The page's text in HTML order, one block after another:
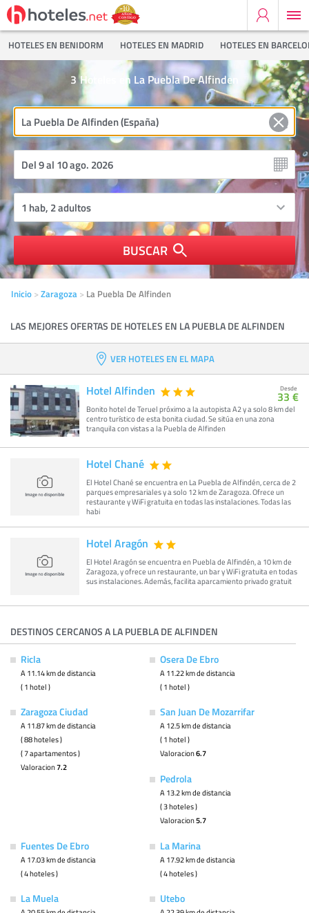
HOTELES EN BENIDORM HOTELES EN MADRID HOTELES EN
Hoteles en La Puebla De Alfinden
3
BUSCAR
Inicio Zaragoza La Puebla De Alfinden
LAS MEJORES OFERTAS DE HOTELES EN LA PUEBLA DE ALFINDEN
VER HOTELES EN EL MAPA
Hotel Alfinden
Bonito hotel de Teruel próximo a la autopista A2 y a solo 8 km del
centro turístico de esta bonita ciudad. Se sitúa en una zona
tranquila con vistas a la Puebla de Alfinden
Desde
33 €
Hotel Chané
El Hotel Chané se encuentra en La Puebla de Alfindén, cerca de 2
parques empresariales y a solo 12 km de Zaragoza. Ofrece un
restaurante y WiFi gratuita en todas las instalaciones. Todas las
habi
Hotel Aragón
El Hotel Aragón se encuentra en Puebla de Alfindén, a 10 km de
Zaragoza, y ofrece un restaurante, un bar y WiFi gratuita en todas
sus instalaciones. Además, facilita aparcamiento privado gratuit
DESTINOS CERCANOS A LA PUEBLA DE ALFINDEN
Ricla
A 11.14 km de distancia
( 1 hotel )
Osera De Ebro
A 11.22 km de distancia
( 1 hotel )
Zaragoza Ciudad
A 11.87 km de distancia
( 88 hoteles )
( 7 apartamentos )
Valoracion7.2
San Juan De Mozarrifar
A 12.5 km de distancia
( 1 hotel )
Valoracion6.7
Pedrola
A 13.2 km de distancia
( 3 hoteles )
Valoracion5.7
Fuentes De Ebro
A 17.03 km de distancia
( 4 hoteles )
La Marina
A 17.92 km de distancia
( 4 hoteles )
La Muela Utebo